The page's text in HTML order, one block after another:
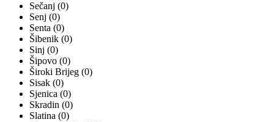
Sečanj (0)
Senj (0)
Senta (0)
Šibenik (0)
Sinj (0)
Šipovo (0)
Široki Brijeg (0)
Sisak (0)
Sjenica (0)
Skradin (0)
Slatina (0)